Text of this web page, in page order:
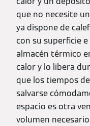
que no necesite
ya dispone de
con su superficie
almacén térmico
calor y lo libera
que los tiempos
salvarse
espacio es otra
volumen